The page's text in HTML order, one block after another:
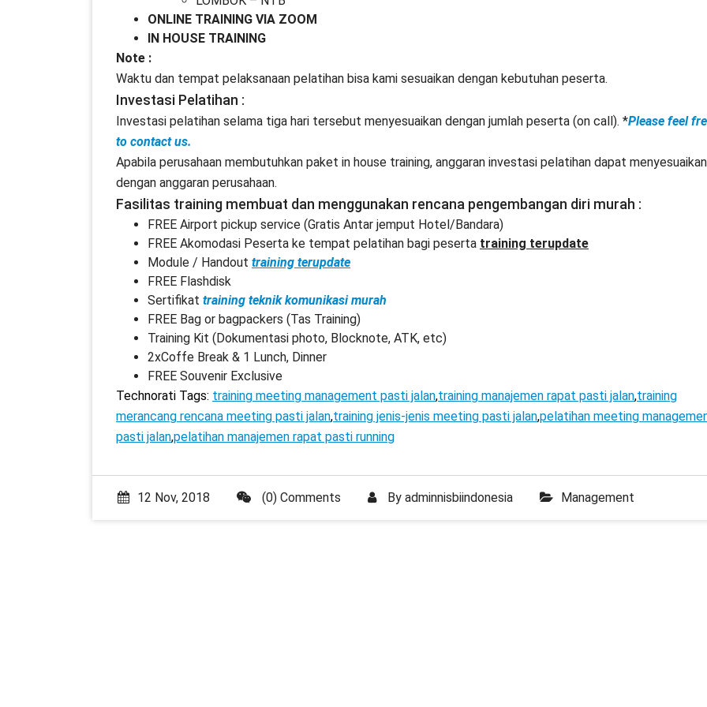
ONLINE TRAINING VIA ZOOM
IN HOUSE TRAINING
Note :
Waktu dan tempat pelaksanaan pelatihan bisa kami sesuaikan dengan kebutuhan peserta.
Investasi Pelatihan :
Investasi pelatihan selama tiga hari tersebut menyesuaikan dengan jumlah peserta (on call). *Please feel
to contact us.
Apabila perusahaan membutuhkan paket in house training, anggaran investasi pelatihan dapat menyesuaikan
dengan anggaran perusahaan.
Fasilitas training membuat dan menggunakan rencana pengembangan diri murah :
FREE Airport pickup service (Gratis Antar jemput Hotel/Bandara)
FREE Akomodasi Peserta ke tempat pelatihan bagi peserta training terupdate
Module / Handout training terupdate
FREE Flashdisk
Sertifikat training teknik komunikasi murah
FREE Bag or bagpackers (Tas Training)
Training Kit (Dokumentasi photo, Blocknote, ATK, etc)
2xCoffe Break & 1 Lunch, Dinner
FREE Souvenir Exclusive
Technorati Tags: training meeting management pasti jalan,training manajemen rapat pasti jalan,training
merancang rencana meeting pasti jalan,training jenis-jenis meeting pasti jalan,pelatihan meeting
pasti jalan,pelatihan manajemen rapat pasti running
12 Nov, 2018 (0) Comments By adminnisbiindonesia Management